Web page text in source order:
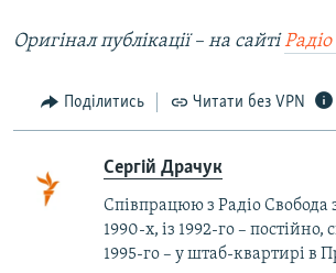
Оригінал публікації – на сайті
Поділитись Читати без VPN
Сергій Драчук
Співпрацюю з Радіо Свобода
1990-х, із 1992-го – постійно,
1995-го – у штаб-квартирі в